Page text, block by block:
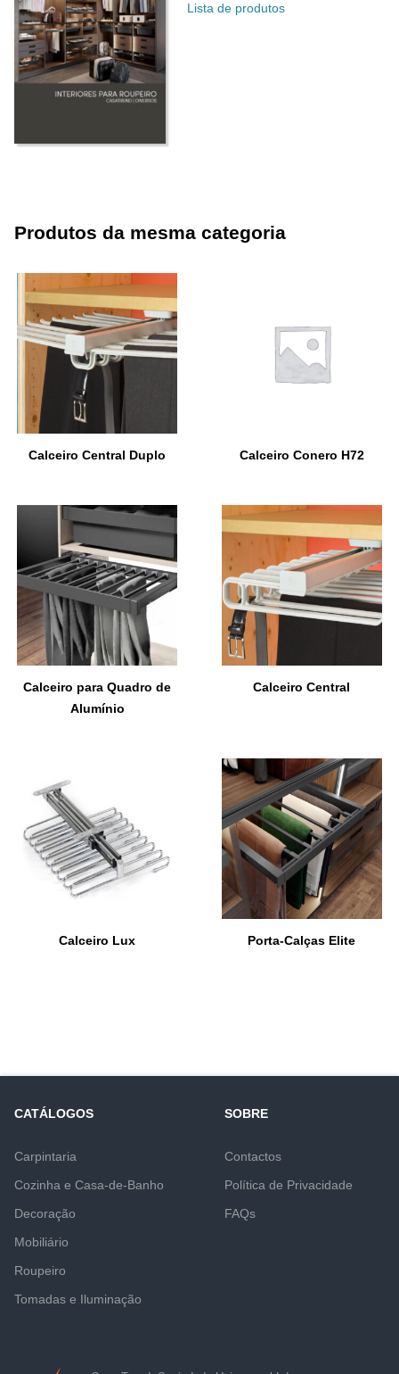
Lista de produtos
Produtos da mesma categoria
Calceiro Central Duplo Calceiro Conero H72
Calceiro para Quadro de
Alumínio
Calceiro Central
Calceiro Lux Porta-Calças Elite
CATÁLOGOS
Carpintaria
Cozinha e Casa-de-Banho
Decoração
Mobiliário
Roupeiro
Tomadas e Iluminação
SOBRE
Contactos
Política de Privacidade
FAQs